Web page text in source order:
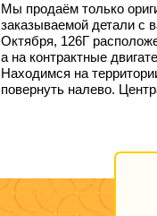
Мы продаём только
заказываемой детали с
Октября, 126Г
а на контрактные
Находимся на
повернуть налево.